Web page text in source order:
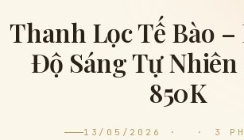
Thanh Lọc Tế Bào
Độ Sáng Tự
850K
13/05/2026 · · 3